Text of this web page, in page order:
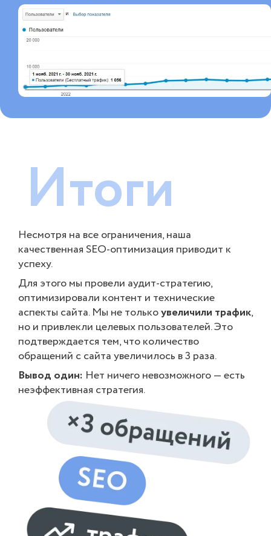
Итоги
Несмотря на все ограничения, наша
качественная SEO-оптимизация приводит к
успеху.
Для этого мы провели аудит-стратегию,
оптимизировали контент и технические
аспекты сайта. Мы не толькоувеличили трафик,
но и привлекли целевых пользователей. Это
подтверждается тем, что количество
обращений с сайта увеличилось в 3 раза.
Вывод один: Нет ничего невозможного — есть
неэффективная стратегия.